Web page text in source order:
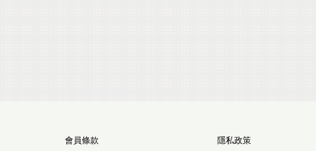
會員條款 隱私政策